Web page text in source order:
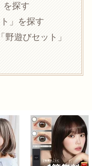
を探す
」を探す
野遊びセット」